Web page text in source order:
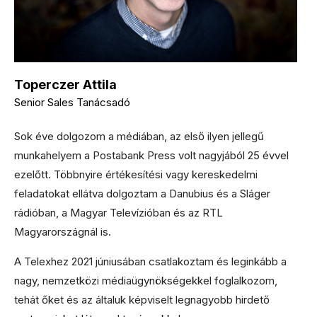
a
e
Toperczer Attila
Senior Sales Tanácsadó
Sok éve dolgozom a médiában, az első ilyen jellegű
munkahelyem a Postabank Press volt nagyjából 25 évvel
ezelőtt. Többnyire értékesítési vagy kereskedelmi
feladatokat ellátva dolgoztam a Danubius és a Sláger
rádióban, a Magyar Televízióban és az RTL
Magyarországnál is.
A Telexhez 2021 júniusában csatlakoztam és leginkább a
nagy, nemzetközi médiaügynökségekkel foglalkozom,
tehát őket és az általuk képviselt legnagyobb hirdető